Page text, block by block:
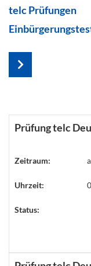
telc Prüfungen
Prüfung telc
Zeitraum:
Uhrzeit:
Status: